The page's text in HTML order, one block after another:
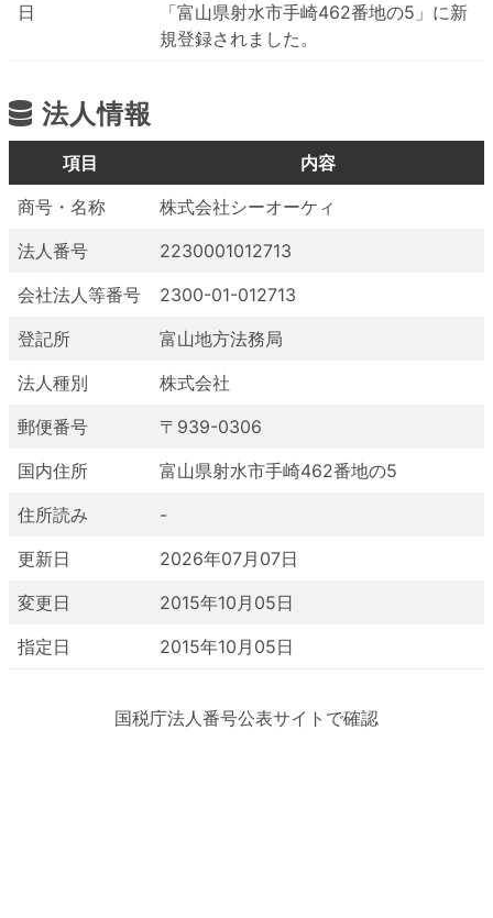
日
「富山県射水市手崎462番地の5」に新
規登録されました。
法人情報
項目
内容
商号・名称
株式会社シーオーケィ
法人番号
2230001012713
会社法人等番号
2300-01-012713
登記所
富山地方法務局
法人種別
株式会社
郵便番号
〒939-0306
国内住所
富山県射水市手崎462番地の5
住所読み
-
更新日
2026年07月07日
変更日
2015年10月05日
指定日
2015年10月05日
国税庁法人番号公表サイトで確認